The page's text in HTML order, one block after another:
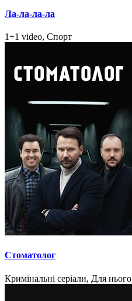
Ла-ла-ла-ла
1+1 video, Спорт
Стоматолог
Кримінальні серіали, Для нього